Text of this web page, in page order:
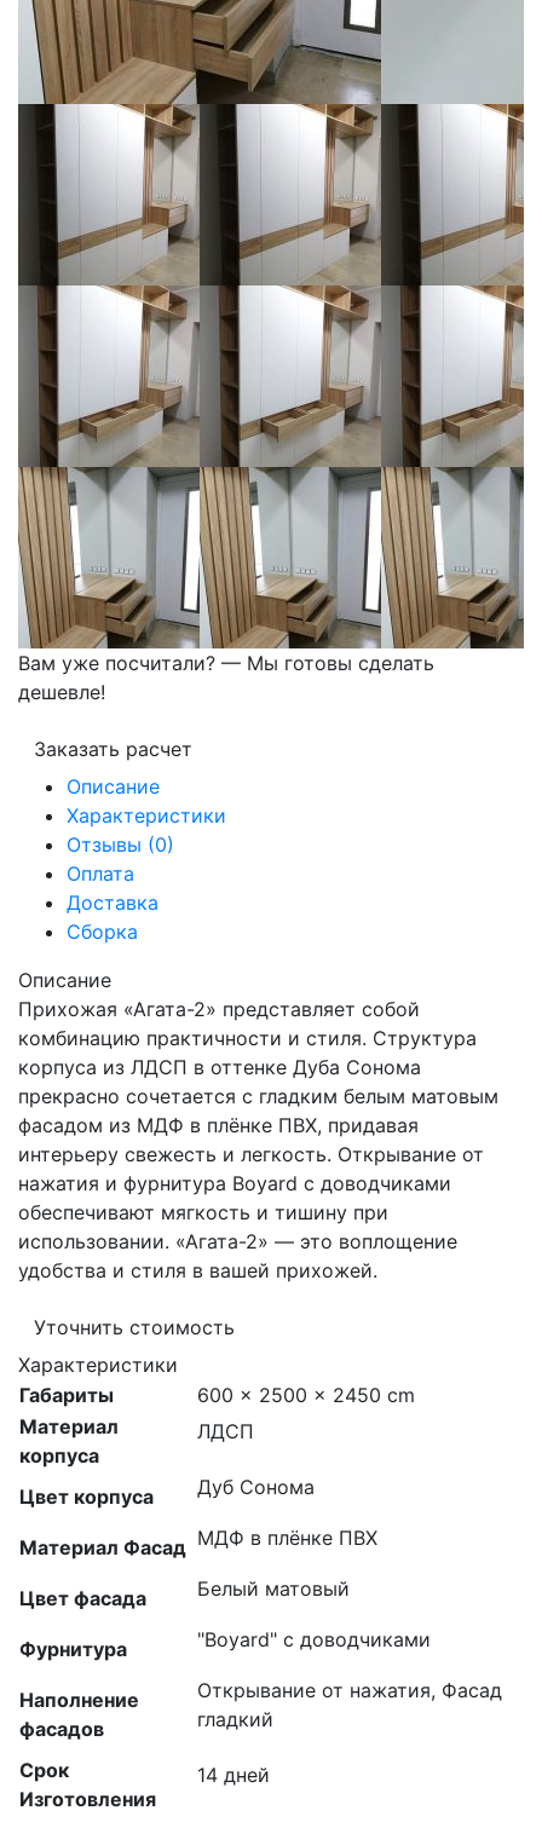
Вам уже посчитали? — Мы готовы сделать
дешевле!
Заказать расчет
Описание
Характеристики
Отзывы (0)
Оплата
Доставка
Сборка
Описание
Прихожая «Агата-2» представляет собой
комбинацию практичности и стиля. Структура
корпуса из ЛДСП в оттенке Дуба Сонома
прекрасно сочетается с гладким белым матовым
фасадом из МДФ в плёнке ПВХ, придавая
интерьеру свежесть и легкость. Открывание от
нажатия и фурнитура Boyard с доводчиками
обеспечивают мягкость и тишину при
использовании. «Агата-2» — это воплощение
удобства и стиля в вашей прихожей.
Уточнить стоимость
Характеристики
Габариты
600 × 2500 × 2450 cm
Материал
корпуса
ЛДСП
Цвет корпуса Дуб Сонома
Материал Фасад МДФ в плёнке ПВХ
Цвет фасада Белый матовый
Фурнитура "Boyard" с доводчиками
Наполнение
фасадов
Открывание от нажатия, Фасад
гладкий
Срок
Изготовления
14 дней